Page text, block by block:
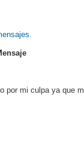
por mi culpa ya que